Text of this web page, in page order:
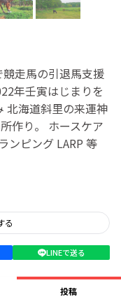
走馬の引退馬支援
年壬寅はじまりを
北海道斜里の来運神
作り。 ホースケア
ンピング LARP 等
る
LINEで送る
投稿